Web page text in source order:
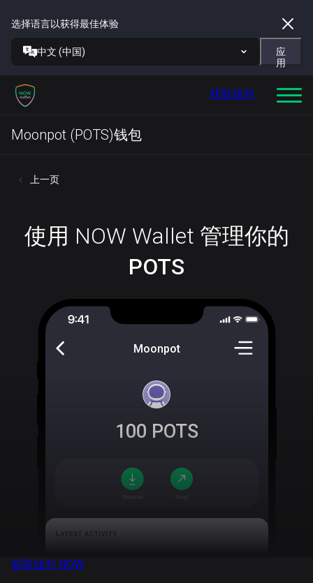
选择语言以获得最佳体验
中文 (中国)
应
用
获取钱包
Moonpot (POTS)钱包
上一页
使用 NOW Wallet 管理你的
POTS
Moonpot
100 POTS
获取钱包 NOW